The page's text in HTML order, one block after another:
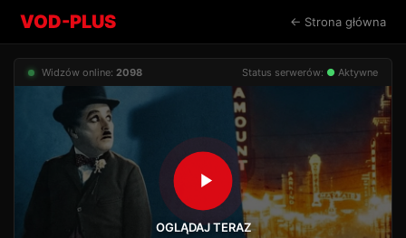
VOD-PLUS ← Strona główna
Widzów online: 2098 Status serwerów: ● Aktywne
OGLĄDAJ TERAZ